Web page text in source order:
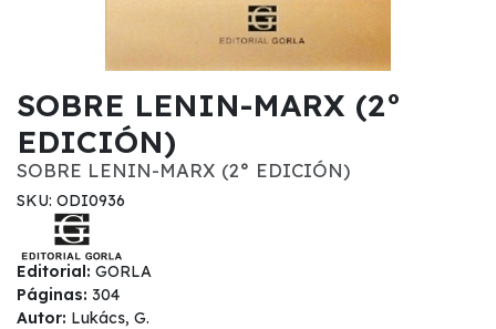
SOBRE LENIN-MARX (2°
EDICIÓN)
SOBRE LENIN-MARX (2° EDICIÓN)
SKU: ODI0936
Editorial: GORLA
Páginas: 304
Autor: Lukács, G.